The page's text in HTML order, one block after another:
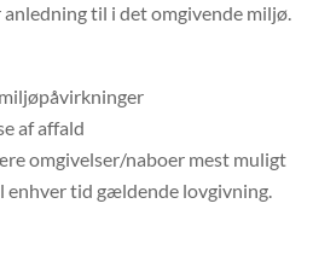
til i det omgivende miljø.
af affald
omgivelser/naboer mest muligt
enhver tid gældende lovgivning.